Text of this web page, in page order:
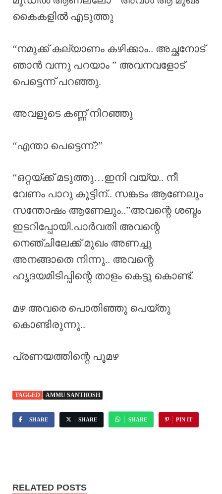
കൈകളിൽ എടുത്തു
“നമുക്ക് കല്യാണം കഴിക്കാം.. അച്ഛനോട്
ഞാൻ വന്നു പറയാം ” അവനവളോട്
പെട്ടെന്ന് പറഞ്ഞു.
അവളുടെ കണ്ണ് നിറഞ്ഞു
“എന്താ പെട്ടെന്ന്?”
“ഒറ്റയ്ക്ക് മടുത്തു…ഇനി വയ്യ.. നീ
വേണം പാറു കൂട്ടിന്.. സങ്കടം ആണേലും
സന്തോഷം ആണേലും..”അവന്റെ ശബ്ദം
ഇടറിപ്പോയി.പാർവതി അവന്റെ
നെഞ്ചിലേക്ക് മുഖം അണച്ചു
അനങ്ങാതെ നിന്നു.. അവന്റെ
ഹൃദയമിടിപ്പിന്റെ താളം കെട്ടു കൊണ്ട്.
മഴ അവരെ പൊതിഞ്ഞു പെയ്തു
കൊണ്ടിരുന്നു..
പ്രണയത്തിന്റെ പൂമഴ
TAGGED AMMU SANTHOSH
SHARE SHARE SHARE PIN IT
RELATED POSTS